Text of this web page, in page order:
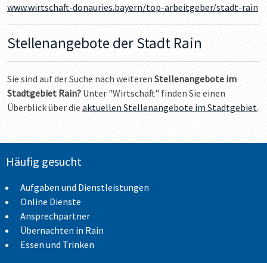
www.wirtschaft-donauries.bayern/top-arbeitgeber/stadt-rain
Stellenangebote der Stadt Rain
Sie sind auf der Suche nach weiteren Stellenangebote im
Stadtgebiet Rain? Unter "Wirtschaft" finden Sie einen
Überblick über die aktuellen Stellenangebote im Stadtgebiet.
Häufig gesucht
Aufgaben und Dienstleistungen
Online Dienste
Ansprechpartner
Übernachten in Rain
Essen und Trinken